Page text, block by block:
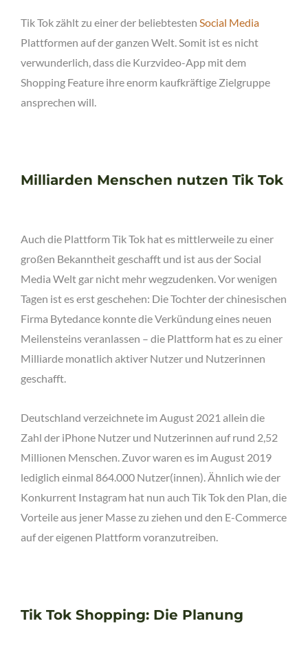
Tik Tok zählt zu einer der beliebtesten Social Media
Plattformen auf der ganzen Welt. Somit ist es nicht
verwunderlich, dass die Kurzvideo-App mit dem
Shopping Feature ihre enorm kaufkräftige Zielgruppe
ansprechen will.
Milliarden Menschen nutzen Tik Tok
Auch die Plattform Tik Tok hat es mittlerweile zu einer
großen Bekanntheit geschafft und ist aus der Social
Media Welt gar nicht mehr wegzudenken. Vor wenigen
Tagen ist es erst geschehen: Die Tochter der chinesischen
Firma Bytedance konnte die Verkündung eines neuen
Meilensteins veranlassen – die Plattform hat es zu einer
Milliarde monatlich aktiver Nutzer und Nutzerinnen
geschafft.
Deutschland verzeichnete im August 2021 allein die
Zahl der iPhone Nutzer und Nutzerinnen auf rund 2,52
Millionen Menschen. Zuvor waren es im August 2019
lediglich einmal 864.000 Nutzer(innen). Ähnlich wie der
Konkurrent Instagram hat nun auch Tik Tok den Plan, die
Vorteile aus jener Masse zu ziehen und den E-Commerce
auf der eigenen Plattform voranzutreiben.
Tik Tok Shopping: Die Planung